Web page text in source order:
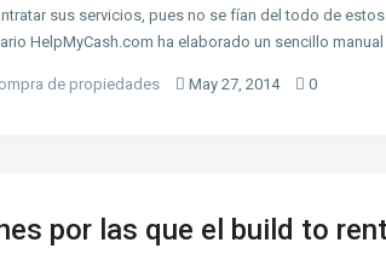
sus servicios, pues no se fían del todo de
HelpMyCash.com ha elaborado un sencillo
de propiedades May 27, 2014 0
por las que el build to